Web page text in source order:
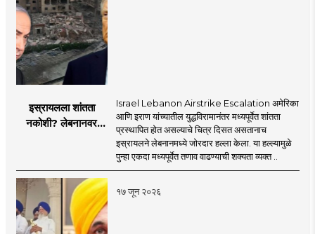
इस्रायलला शांतता
नकोशी? लेबनानवर
इराण-अमेरिकेत आरोप-
प्रत्यारोप
Israel Lebanon Airstrike Escalation अमेरिका
आणि इराण यांच्यातील युद्धविरामानंतर मध्यपूर्वेत शांतता
प्रस्थापित होत असल्याचे चित्र दिसत असतानाच
इस्रायलने लेबनानमध्ये जोरदार हल्ला केला. या हल्ल्यामुळे
पुन्हा एकदा मध्यपूर्वेत तणाव वाढण्याची शक्यता व्यक्त ..
१७ जून २०२६